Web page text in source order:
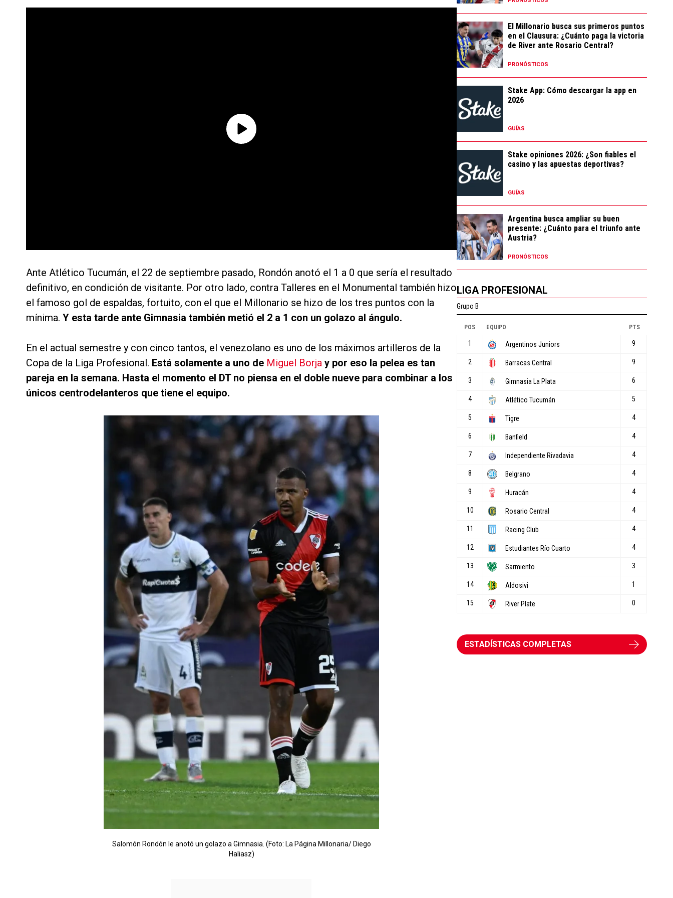
Ante Atlético Tucumán, el 22 de septiembre pasado, Rondón anotó el 1 a 0 que sería el resultado
definitivo, en condición de visitante. Por otro lado, contra Talleres en el Monumental también hizo
el famoso gol de espaldas, fortuito, con el que el Millonario se hizo de los tres puntos con la
mínima. Y esta tarde ante Gimnasia también metió el 2 a 1 con un golazo al ángulo.
En el actual semestre y con cinco tantos, el venezolano es uno de los máximos artilleros de la
Copa de la Liga Profesional. Está solamente a uno de Miguel Borja y por eso la pelea es tan
pareja en la semana. Hasta el momento el DT no piensa en el doble nueve para combinar a los
únicos centrodelanteros que tiene el equipo.
Salomón Rondón le anotó un golazo a Gimnasia. (Foto: La Página Millonaria/ Diego
Haliasz)
El Millonario busca sus primeros puntos
en el Clausura: ¿Cuánto paga la victoria
de River ante Rosario Central?
PRONÓSTICOS
Stake App: Cómo descargar la app en
2026
GUÍAS
Stake opiniones 2026: ¿Son fiables el
casino y las apuestas deportivas?
GUÍAS
Argentina busca ampliar su buen
presente: ¿Cuánto para el triunfo ante
Austria?
PRONÓSTICOS
LIGA PROFESIONAL
ESTADÍSTICAS COMPLETAS